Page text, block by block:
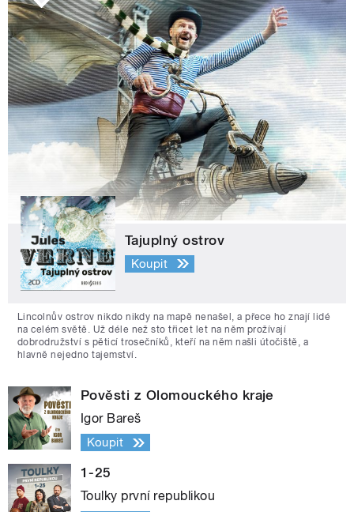
Tajuplný ostrov
Koupit
Lincolnův ostrov nikdo nikdy na mapě nenašel, a přece ho znají lidé
na celém světě. Už déle než sto třicet let na něm prožívají
dobrodružství s pěticí trosečníků, kteří na něm našli útočiště, a
hlavně nejedno tajemství.
Pověsti z Olomouckého kraje
Igor Bareš
Koupit
1-25
Toulky první republikou